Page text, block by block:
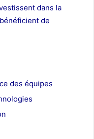
dans la
de
des équipes